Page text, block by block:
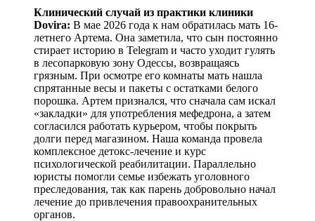
Клинический случай из практики клиники
Dovira: В мае 2026 года к нам обратилась мать 16-
летнего Артема. Она заметила, что сын постоянно
стирает историю в Telegram и часто уходит гулять
в лесопарковую зону Одессы, возвращаясь
грязным. При осмотре его комнаты мать нашла
спрятанные весы и пакеты с остатками белого
порошка. Артем признался, что сначала сам искал
«закладки» для употребления мефедрона, а затем
согласился работать курьером, чтобы покрыть
долги перед магазином. Наша команда провела
комплексное детокс-лечение и курс
психологической реабилитации. Параллельно
юристы помогли семье избежать уголовного
преследования, так как парень добровольно начал
лечение до привлечения правоохранительных
органов.